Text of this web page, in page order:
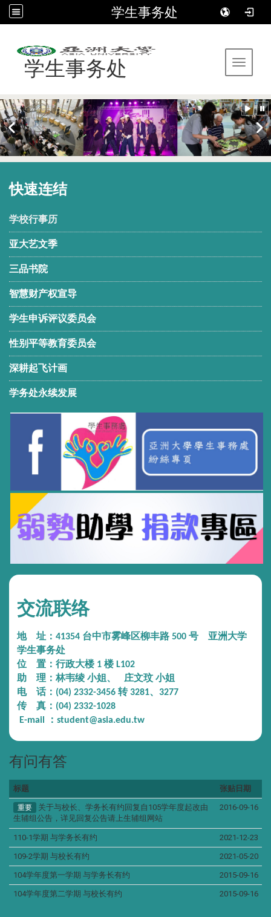
学生事务处
Toggle
学生事务处
快速连结
学校行事历
亚大艺文季
三品书院
智慧财产权宣导
学生申诉评议委员会
性别平等教育委员会
深耕起飞计画
学务处永续发展
交流联络
地 址：41354 台中市雾峰区柳丰路 500 号 亚洲大学
学生事务处
位 置：行政大楼 1 楼 L102
助 理：林韦绫 小姐、
庄文玟 小姐
电 话：(04) 2332-3456 转 3281、3277
传 真：(04) 2332-1028
E-mail ：student@asia.edu.tw
有问有答
标题 张贴日期
重要
关于与校长、学务长有约回复自105学年度起改由
生辅组公告，详见回复公告请上生辅组网站
2016-09-16
110-1学期 与学务长有约 2021-12-23
109-2学期 与校长有约 2021-05-20
104学年度第一学期 与学务长有约 2015-09-16
104学年度第二学期 与校长有约 2015-09-16